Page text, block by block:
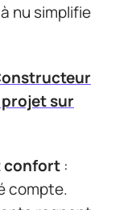
nu simplifie
sur
confort :
compte.